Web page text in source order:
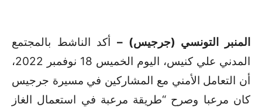
المنبر التونسي (جرجيس) – أكد الناشط بالمجتمع
المدني علي كنيس، اليوم الخميس 18 نوفمبر 2022،
أن التعامل الأمني مع المشاركين في مسيرة جرجيس
كان مرعبا وصرح “طريقة مرعبة في استعمال الغاز